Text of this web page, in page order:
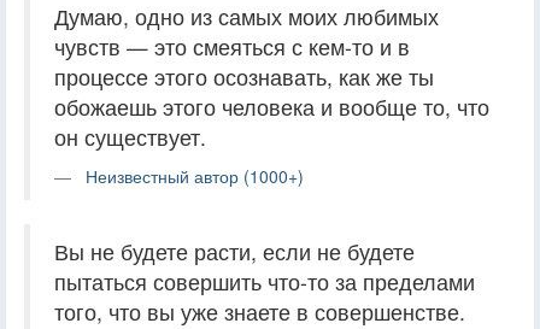
Думаю, одно из самых моих любимых
чувств — это смеяться с кем-то и в
процессе этого осознавать, как же ты
обожаешь этого человека и вообще то, что
он существует.
Неизвестный автор (1000+)
Вы не будете расти, если не будете
пытаться совершить что-то за пределами
того, что вы уже знаете в совершенстве.